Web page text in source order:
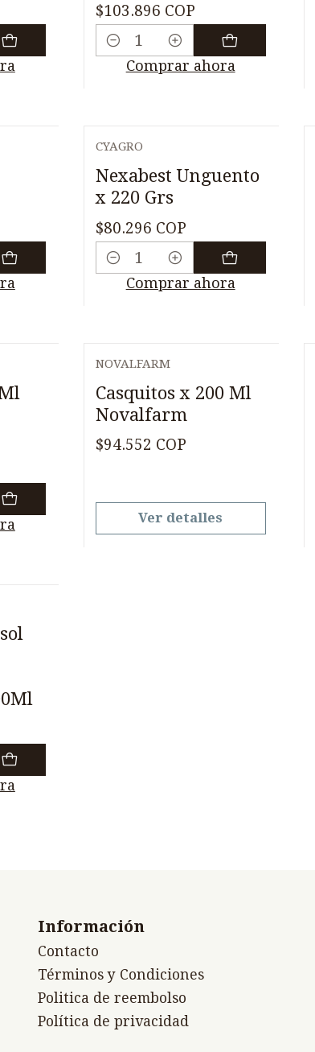
$103.896 COP
Cantidad
Comprar ahora
CYAGRO
Nexabest Unguento
x 220 Grs
$80.296 COP
Cantidad
Comprar ahora
NOVALFARM
Casquitos x 200 Ml
Novalfarm
$94.552 COP
Ver detalles
Información
Contacto
Términos y Condiciones
Politica de reembolso
Política de privacidad